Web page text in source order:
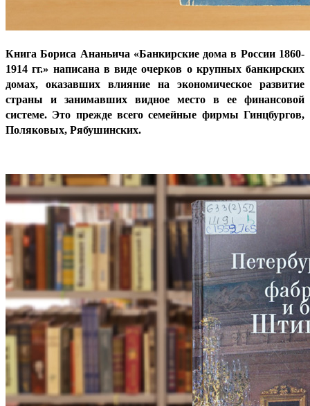
КнигаБориса Ананьича «Банкирские дома в России 1860-
1914 гг.» написана в виде очерков о крупных банкирских
домах, оказавших влияние на экономическое развитие
страны и занимавших видное место в ее финансовой
системе. Это прежде всего семейные фирмы Гинцбургов,
Поляковых, Рябушинских.